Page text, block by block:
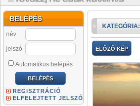
BELÉPÉS
név
jelszó
Automatikus belépés
REGISZTRÁCIÓ
ELFELEJTETT JELSZÓ
KATEGÓRIA:
ELŐZŐ KÉP